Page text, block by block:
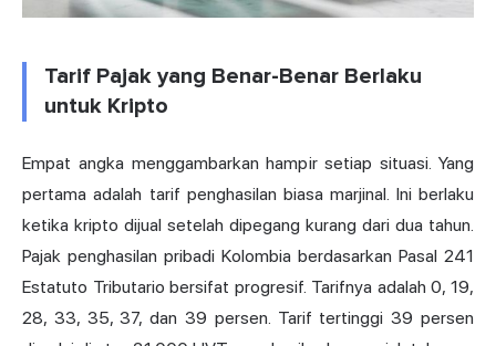
Tarif Pajak yang Benar-Benar Berlaku
untuk Kripto
Empat angka menggambarkan hampir setiap situasi. Yang
pertama adalah tarif penghasilan biasa marjinal. Ini berlaku
ketika kripto dijual setelah dipegang kurang dari dua tahun.
Pajak penghasilan pribadi Kolombia berdasarkan Pasal 241
Estatuto Tributario bersifat progresif. Tarifnya adalah 0, 19,
28, 33, 35, 37, dan 39 persen. Tarif tertinggi 39 persen